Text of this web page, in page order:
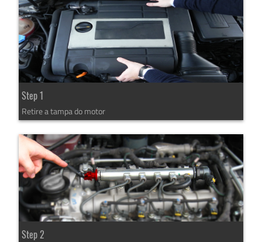
Step 1
Retire a tampa do motor
Step 2